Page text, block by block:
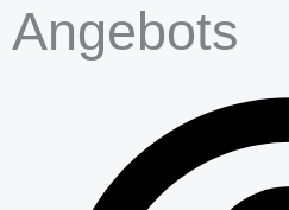
Angebots